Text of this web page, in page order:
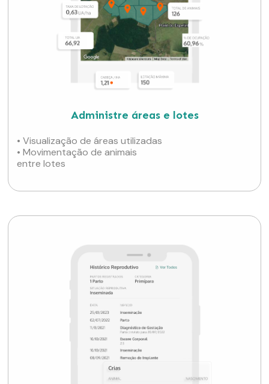
Administre áreas e lotes
• Visualização de áreas utilizadas
• Movimentação de animais
entre lotes